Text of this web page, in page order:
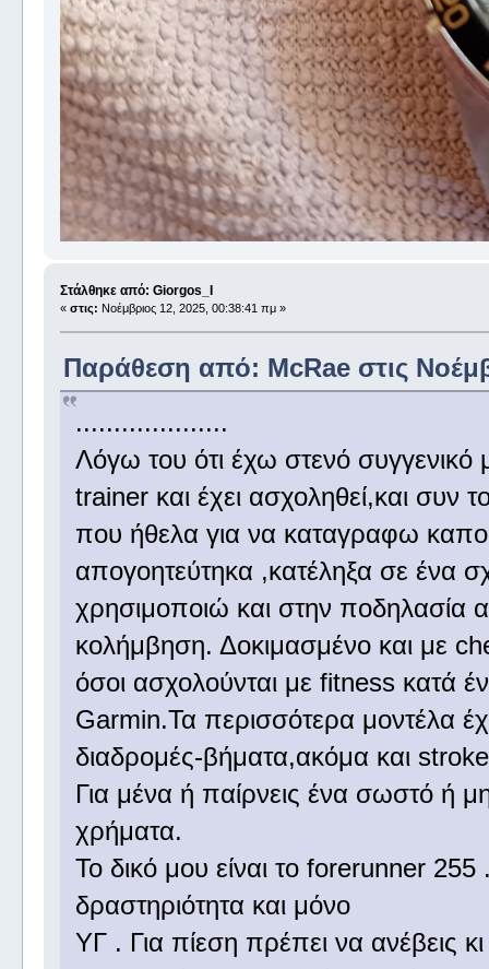
Στάλθηκε από: Giorgos_I
« στις: Νοέμβριος 12, 2025, 00:38:41 πμ »
Παράθεση από: McRae στις
....................
Λόγω του ότι έχω στενό
trainer και έχει ασχοληθεί,και συν
που ήθελα για να καταγραφω
απογοητεύτηκα ,κατέληξα σε ένα
χρησιμοποιώ και στην ποδηλασία
κολήμβηση. Δοκιμασμένο και με
όσοι ασχολούνται με fitness κατά
Garmin.Τα περισσότερα μοντέλα
διαδρομές-βήματα,ακόμα και
Για μένα ή παίρνεις ένα σωστό ή
χρήματα.
Το δικό μου είναι το forerunner
δραστηριότητα και μόνο
ΥΓ . Για πίεση πρέπει να ανέβεις